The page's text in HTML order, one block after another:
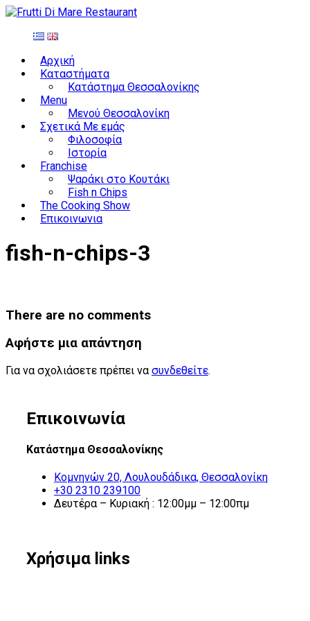
Αρχική
Καταστήματα
Κατάστημα Θεσσαλονίκης
Menu
Μενού Θεσσαλονίκη
Σχετικά Με εμάς
Φιλοσοφία
Ιστορία
Franchise
Ψαράκι στο Κουτάκι
Fish n Chips
The Cooking Show
Επικοινωνια
fish-n-chips-3
There are no comments
Αφήστε μια απάντηση
Για να σχολιάσετε πρέπει νασυνδεθείτε.
Επικοινωνία
Κατάστημα Θεσσαλονίκης
Κομνηνών 20, Λουλουδάδικα, Θεσσαλονίκη
+30 2310 239100
Δευτέρα – Κυριακή : 12:00μμ – 12:00πμ
Χρήσιμα links